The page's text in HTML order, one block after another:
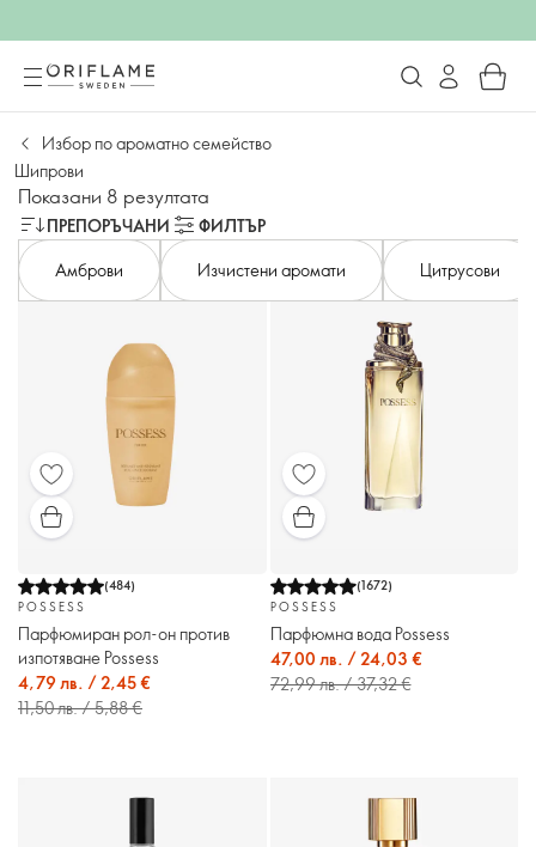
Избор по ароматно семейство
Шипрови
Показани 8 резултата
ПРЕПОРЪЧАНИ
ФИЛТЪР
Амброви
Изчистени аромати Цитрусови
(484)
POSSESS
Парфюмиран рол-он против
изпотяване Possess
4,79 лв. / 2,45 €
11,50 лв. / 5,88 €
(1672)
POSSESS
Парфюмна вода Possess
47,00 лв. / 24,03 €
72,99 лв. / 37,32 €